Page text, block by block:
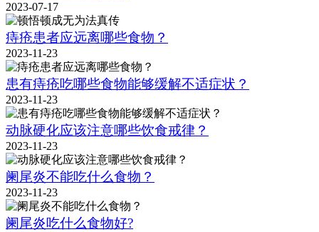
2023-07-17
痔疮患者应远离哪些食物？
2023-11-23
患有痔疮吃哪些食物能够缓解不适症状？
2023-11-23
动脉硬化应该注意哪些饮食戒律？
2023-11-23
阑尾炎不能吃什么食物？
2023-11-23
阑尾炎吃什么食物好?